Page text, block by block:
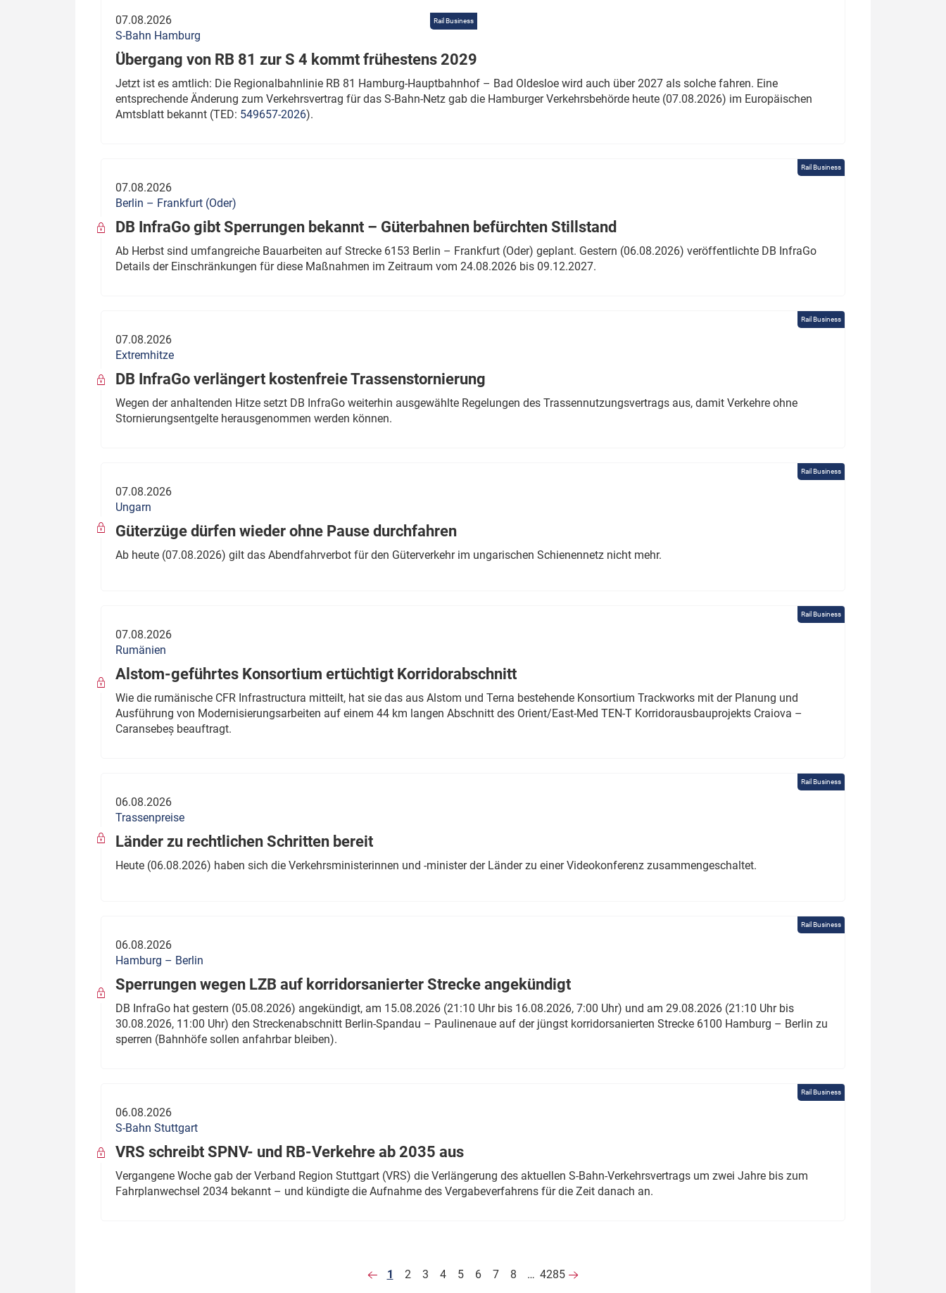
Rail Business
07.08.2026
S-Bahn Hamburg
Übergang von RB 81 zur S 4 kommt frühestens 2029
Jetzt ist es amtlich: Die Regionalbahnlinie RB 81 Hamburg-Hauptbahnhof – Bad Oldesloe wird auch über 2027 als solche fahren. Eine
entsprechende Änderung zum Verkehrsvertrag für das S-Bahn-Netz gab die Hamburger Verkehrsbehörde heute (07.08.2026) im Europäischen
Amtsblatt bekannt (TED: 549657-2026).
Rail Business
07.08.2026
Berlin – Frankfurt (Oder)
DB InfraGo gibt Sperrungen bekannt – Güterbahnen befürchten Stillstand
Ab Herbst sind umfangreiche Bauarbeiten auf Strecke 6153 Berlin – Frankfurt (Oder) geplant. Gestern (06.08.2026) veröffentlichte DB InfraGo
Details der Einschränkungen für diese Maßnahmen im Zeitraum vom 24.08.2026 bis 09.12.2027.
Rail Business
07.08.2026
Extremhitze
DB InfraGo verlängert kostenfreie Trassenstornierung
Wegen der anhaltenden Hitze setzt DB InfraGo weiterhin ausgewählte Regelungen des Trassennutzungsvertrags aus, damit Verkehre ohne
Stornierungsentgelte herausgenommen werden können.
Rail Business
07.08.2026
Ungarn
Güterzüge dürfen wieder ohne Pause durchfahren
Ab heute (07.08.2026) gilt das Abendfahrverbot für den Güterverkehr im ungarischen Schienennetz nicht mehr.
Rail Business
07.08.2026
Rumänien
Alstom-geführtes Konsortium ertüchtigt Korridorabschnitt
Wie die rumänische CFR Infrastructura mitteilt, hat sie das aus Alstom und Terna bestehende Konsortium Trackworks mit der Planung und
Ausführung von Modernisierungsarbeiten auf einem 44 km langen Abschnitt des Orient/East-Med TEN-T Korridorausbauprojekts Craiova –
Caransebeș beauftragt.
Rail Business
06.08.2026
Trassenpreise
Länder zu rechtlichen Schritten bereit
Heute (06.08.2026) haben sich die Verkehrsministerinnen und -minister der Länder zu einer Videokonferenz zusammengeschaltet.
Rail Business
06.08.2026
Hamburg – Berlin
Sperrungen wegen LZB auf korridorsanierter Strecke angekündigt
DB InfraGo hat gestern (05.08.2026) angekündigt, am 15.08.2026 (21:10 Uhr bis 16.08.2026, 7:00 Uhr) und am 29.08.2026 (21:10 Uhr bis
30.08.2026, 11:00 Uhr) den Streckenabschnitt Berlin-Spandau – Paulinenaue auf der jüngst korridorsanierten Strecke 6100 Hamburg – Berlin zu
sperren (Bahnhöfe sollen anfahrbar bleiben).
Rail Business
06.08.2026
S-Bahn Stuttgart
VRS schreibt SPNV- und RB-Verkehre ab 2035 aus
Vergangene Woche gab der Verband Region Stuttgart (VRS) die Verlängerung des aktuellen S-Bahn-Verkehrsvertrags um zwei Jahre bis zum
Fahrplanwechsel 2034 bekannt – und kündigte die Aufnahme des Vergabeverfahrens für die Zeit danach an.
1 2 3 4 5 6 7 8 … 4285